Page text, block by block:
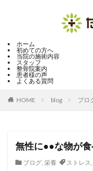
ホーム
初めての方へ
当院の施術内容
スタッフ
整骨院案内
患者様の声
よくある質問
HOME blog ブロ
無性に●●な物が
ブログ, 栄養 ストレス,